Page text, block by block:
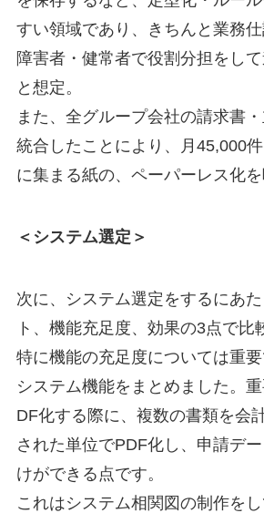
すい領域であり、きちんと業務
障害者・健常者で役割分担をし
と想定。
また、全グループ会社の請求書
統合したことにより、月45,000
に集まる紙の、ペーパーレス化を
＜システム選定＞
次に、システム選定をするにあ
ト、機能充足度、効果の3点で比
特に機能の充足度については重
システム機能をまとめました。
DF化する際に、複数の書類を会
された単位でPDF化し、申請デ
けができる点です。
これはシステム相関図の制作を